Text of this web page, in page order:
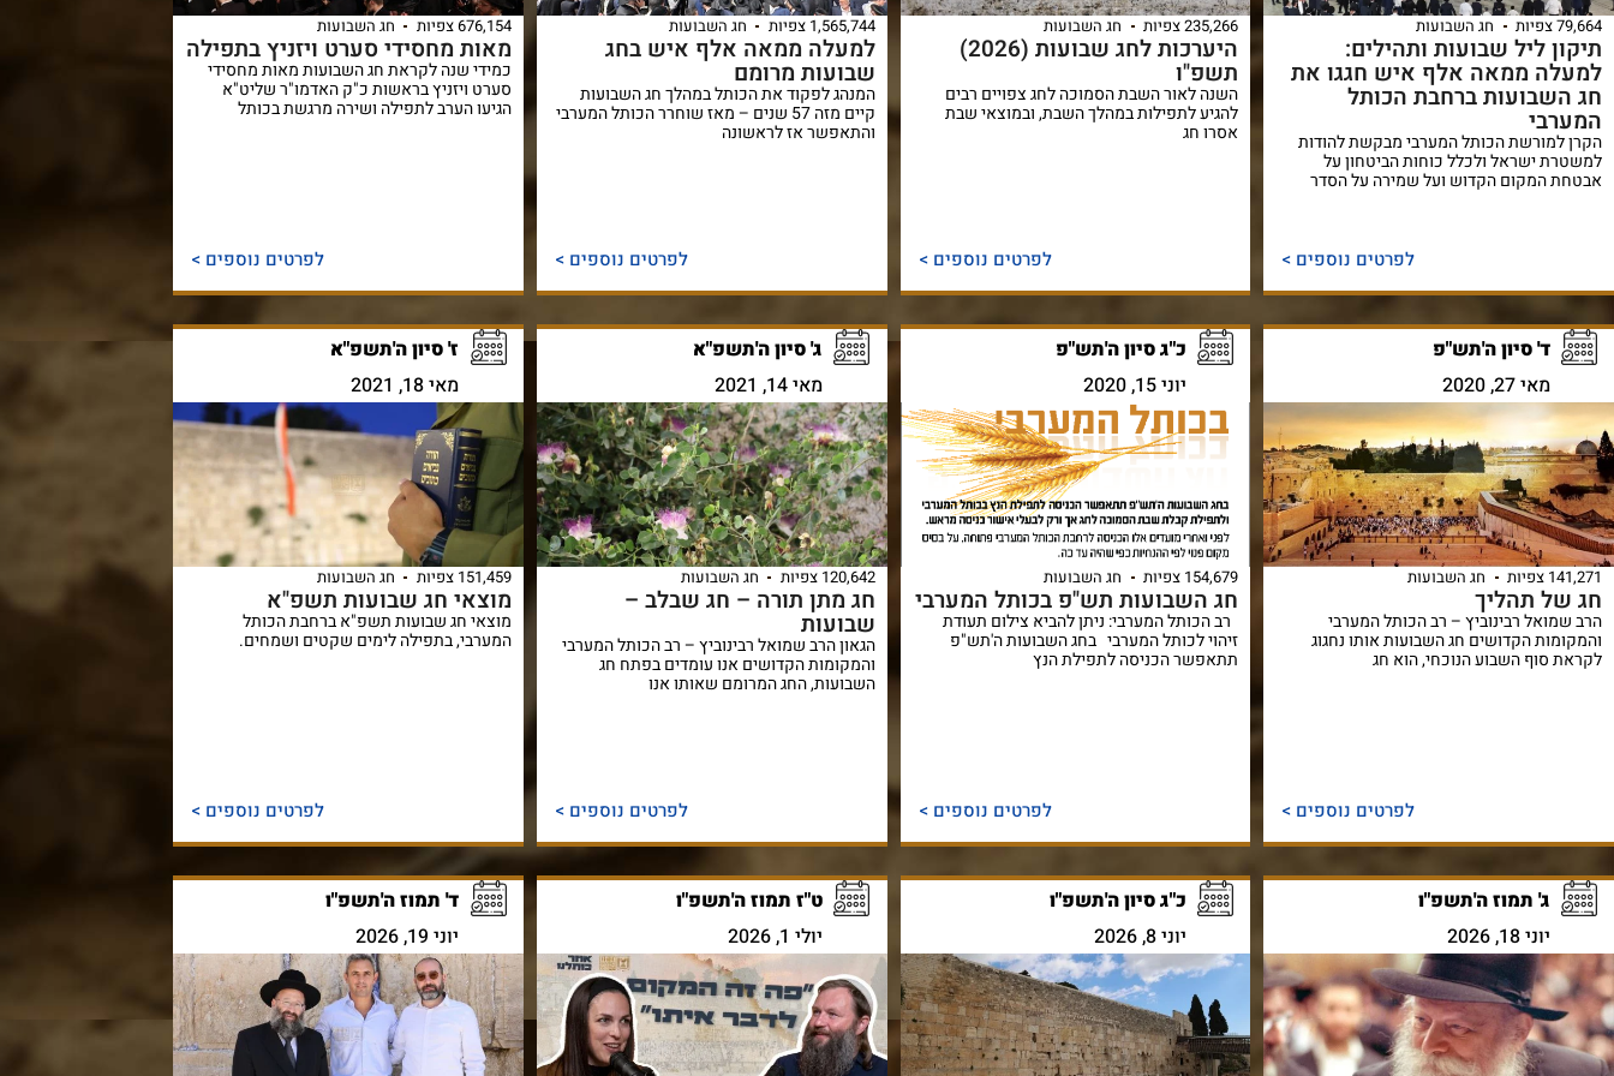
79,664 צפיות חג השבועות
תיקון ליל שבועות ותהילים:
למעלה ממאה אלף איש חגגו את
חג השבועות ברחבת הכותל
המערבי
הקרן למורשת הכותל המערבי מבקשת להודות
למשטרת ישראל ולכלל כוחות הביטחון על
אבטחת המקום הקדוש ועל שמירה על הסדר
לפרטים נוספים >
235,266 צפיות חג השבועות
היערכות לחג שבועות (2026)
תשפ"ו
השנה לאור השבת הסמוכה לחג צפויים רבים
להגיע לתפילות במהלך השבת, ובמוצאי שבת
אסרו חג
לפרטים נוספים >
1,565,744 צפיות חג השבועות
למעלה ממאה אלף איש בחג
שבועות מרומם
המנהג לפקוד את הכותל במהלך חג השבועות
קיים מזה 57 שנים – מאז שוחרר הכותל המערבי
והתאפשר אז לראשונה
לפרטים נוספים >
676,154 צפיות חג השבועות
מאות מחסידי סערט ויזניץ בתפילה
כמידי שנה לקראת חג השבועות מאות מחסידי
סערט ויזניץ בראשות כ"ק האדמו"ר שליט"א
הגיעו הערב לתפילה ושירה מרגשת בכותל
לפרטים נוספים >
ד' סיון ה'תש"פ
מאי 27, 2020
141,271 צפיות חג השבועות
חג של תהליך
הרב שמואל רבינוביץ – רב הכותל המערבי
והמקומות הקדושים חג השבועות אותו נחגוג
לקראת סוף השבוע הנוכחי, הוא חג
לפרטים נוספים >
כ"ג סיון ה'תש"פ
יוני 15, 2020
154,679 צפיות חג השבועות
חג השבועות תש"פ בכותל המערבי
רב הכותל המערבי: ניתן להביא צילום תעודת
זיהוי לכותל המערבי בחג השבועות ה'תש"פ
תתאפשר הכניסה לתפילת הנץ
לפרטים נוספים >
ג' סיון ה'תשפ"א
מאי 14, 2021
120,642 צפיות חג השבועות
חג מתן תורה – חג שבלב –
שבועות
הגאון הרב שמואל רבינוביץ – רב הכותל המערבי
והמקומות הקדושים אנו עומדים בפתח חג
השבועות, החג המרומם שאותו אנו
לפרטים נוספים >
ז' סיון ה'תשפ"א
מאי 18, 2021
151,459 צפיות חג השבועות
מוצאי חג שבועות תשפ"א
מוצאי חג שבועות תשפ"א ברחבת הכותל
המערבי, בתפילה לימים שקטים ושמחים.
לפרטים נוספים >
ג' תמוז ה'תשפ"ו
יוני 18, 2026
כ"ג סיון ה'תשפ"ו
יוני 8, 2026
ט"ז תמוז ה'תשפ"ו
יולי 1, 2026
ד' תמוז ה'תשפ"ו
יוני 19, 2026